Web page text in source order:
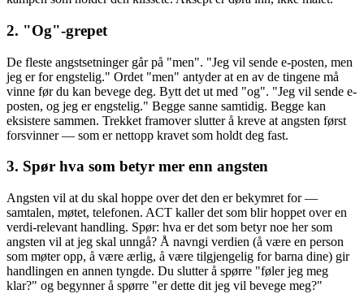
2. "Og"-grepet
De fleste angstsetninger går på "men". "Jeg vil sende e-posten, men
jeg er for engstelig." Ordet "men" antyder at en av de tingene må
vinne før du kan bevege deg. Bytt det ut med "og". "Jeg vil sende e-
posten, og jeg er engstelig." Begge sanne samtidig. Begge kan
eksistere sammen. Trekket framover slutter å kreve at angsten først
forsvinner — som er nettopp kravet som holdt deg fast.
3. Spør hva som betyr mer enn angsten
Angsten vil at du skal hoppe over det den er bekymret for —
samtalen, møtet, telefonen. ACT kaller det som blir hoppet over en
verdi-relevant handling. Spør: hva er det som betyr noe her som
angsten vil at jeg skal unngå? Å navngi verdien (å være en person
som møter opp, å være ærlig, å være tilgjengelig for barna dine) gir
handlingen en annen tyngde. Du slutter å spørre "føler jeg meg
klar?" og begynner å spørre "er dette dit jeg vil bevege meg?"